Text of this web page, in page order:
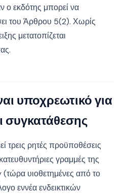
ο εκδότης μπορεί να
του Άρθρου 5(2). Χωρίς
μετατοπίζεται
υποχρεωτικό για
συγκατάθεσης
τρεις ρητές προϋποθέσεις
γραμμές της
υιοθετημένες από το
εννέα ενδεικτικών